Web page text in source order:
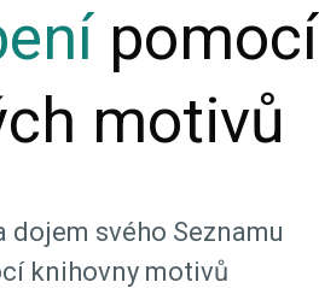
pomocí
motivů
dojem svého Seznamu
knihovny motivů